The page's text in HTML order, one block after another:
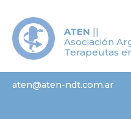
ATEN ||
Asociación
Terapeutas
aten@aten-ndt.com.ar